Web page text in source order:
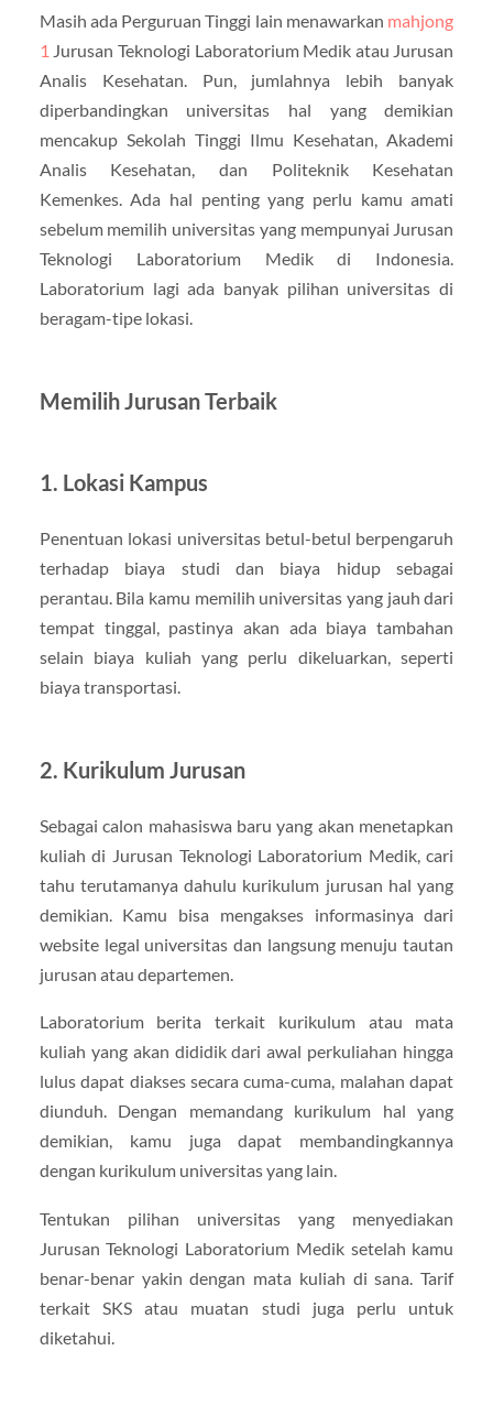
Masih ada Perguruan Tinggi lain menawarkan mahjong
1 Jurusan Teknologi Laboratorium Medik atau Jurusan
Analis Kesehatan. Pun, jumlahnya lebih banyak
diperbandingkan universitas hal yang demikian
mencakup Sekolah Tinggi Ilmu Kesehatan, Akademi
Analis Kesehatan, dan Politeknik Kesehatan
Kemenkes. Ada hal penting yang perlu kamu amati
sebelum memilih universitas yang mempunyai Jurusan
Teknologi Laboratorium Medik di Indonesia.
Laboratorium lagi ada banyak pilihan universitas di
beragam-tipe lokasi.
Memilih Jurusan Terbaik
1. Lokasi Kampus
Penentuan lokasi universitas betul-betul berpengaruh
terhadap biaya studi dan biaya hidup sebagai
perantau. Bila kamu memilih universitas yang jauh dari
tempat tinggal, pastinya akan ada biaya tambahan
selain biaya kuliah yang perlu dikeluarkan, seperti
biaya transportasi.
2. Kurikulum Jurusan
Sebagai calon mahasiswa baru yang akan menetapkan
kuliah di Jurusan Teknologi Laboratorium Medik, cari
tahu terutamanya dahulu kurikulum jurusan hal yang
demikian. Kamu bisa mengakses informasinya dari
website legal universitas dan langsung menuju tautan
jurusan atau departemen.
Laboratorium berita terkait kurikulum atau mata
kuliah yang akan dididik dari awal perkuliahan hingga
lulus dapat diakses secara cuma-cuma, malahan dapat
diunduh. Dengan memandang kurikulum hal yang
demikian, kamu juga dapat membandingkannya
dengan kurikulum universitas yang lain.
Tentukan pilihan universitas yang menyediakan
Jurusan Teknologi Laboratorium Medik setelah kamu
benar-benar yakin dengan mata kuliah di sana. Tarif
terkait SKS atau muatan studi juga perlu untuk
diketahui.